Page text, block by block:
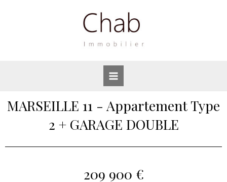
MARSEILLE 11 - Appartement Type
2 + GARAGE DOUBLE
209 900 €